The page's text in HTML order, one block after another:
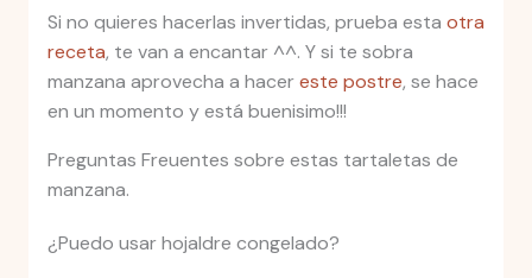
Si no quieres hacerlas invertidas, prueba esta otra
receta, te van a encantar ^^. Y si te sobra
manzana aprovecha a hacereste postre, se hace
en un momento y está buenisimo!!!
Preguntas Freuentes sobre estas tartaletas de
manzana.
¿Puedo usar hojaldre congelado?